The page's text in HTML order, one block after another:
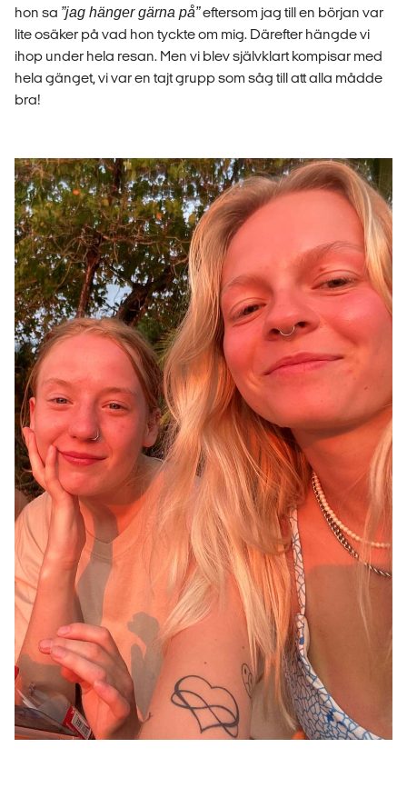
hon sa ”jag hänger gärna på”eftersom jag till en början var
lite osäker på vad hon tyckte om mig. Därefter hängde vi
ihop under hela resan. Men vi blev självklart kompisar med
hela gänget, vi var en tajt grupp som såg till att alla mådde
bra!